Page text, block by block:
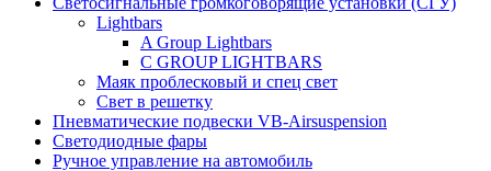
Lightbars
A Group Lightbars
C GROUP LIGHTBARS
Маяк проблесковый и спец свет
Свет в решетку
Пневматические подвески VB-Airsuspension
Светодиодные фары
Ручное управление на автомобиль